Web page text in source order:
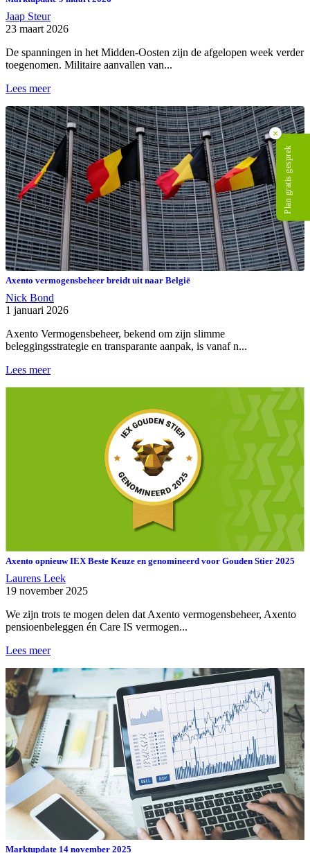
Jaap Steur
23 maart 2026
De spanningen in het Midden-Oosten zijn de afgelopen week verder
toegenomen. Militaire aanvallen van...
Lees meer
Axento vermogensbeheer breidt uit naar België
Nick Bond
1 januari 2026
Axento Vermogensbeheer, bekend om zijn slimme
beleggingsstrategie en transparante aanpak, is vanaf n...
Lees meer
Axento opnieuw IEX Beste Keuze en genomineerd voor Gouden Stier 2025
Laurens Leek
19 november 2025
We zijn trots te mogen delen dat Axento vermogensbeheer, Axento
pensioenbeleggen én Care IS vermogen...
Lees meer
Marktupdate 14 november 2025
×
Plan gratis gesprek